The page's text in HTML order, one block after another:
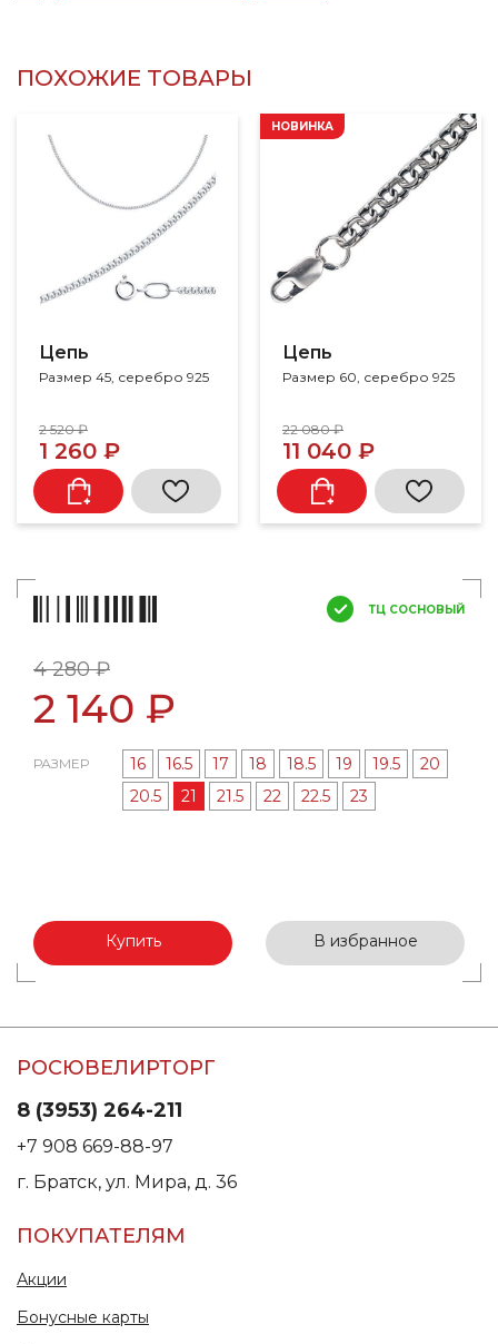
ПОХОЖИЕ ТОВАРЫ
Цепь
Размер 45, серебро 925
2 520 ₽
1 260 ₽
Цепь
Размер 60, серебро 925
НОВИНКА
22 080 ₽
11 040 ₽
ТЦ СОСНОВЫЙ
4 280 ₽
2 140 ₽
РАЗМЕР 16 16.5 17 18 18.5 19 19.5
20
20.5
21 21.5 22 22.5 23
Купить В избранное
РОСЮВЕЛИРТОРГ
8 (3953) 264-211
+7 908 669-88-97
г. Братск, ул. Мира, д. 36
ПОКУПАТЕЛЯМ
Акции
Бонусные карты